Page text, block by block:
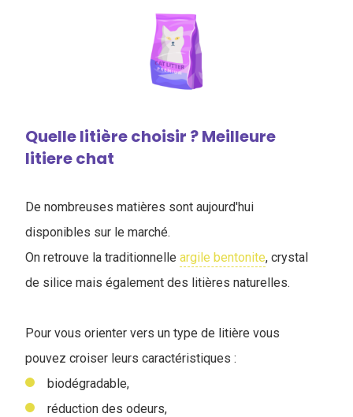
Quelle litière choisir ? Meilleure
litiere chat
De nombreuses matières sont aujourd'hui
disponibles sur le marché.
On retrouve la traditionnelle argile bentonite, crystal
de silice mais également des litières naturelles.
Pour vous orienter vers un type de litière vous
pouvez croiser leurs caractéristiques :
biodégradable,
réduction des odeurs,